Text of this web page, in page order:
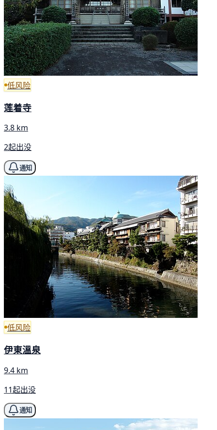
低风险
莲着寺
3.8 km
2起出没
通知
低风险
伊東溫泉
9.4 km
11起出没
通知